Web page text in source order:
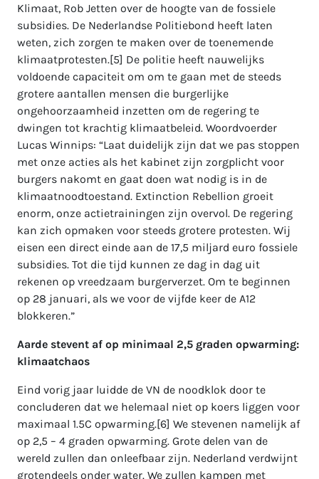
Klimaat, Rob Jetten over de hoogte van de fossiele
subsidies. De Nederlandse Politiebond heeft laten
weten, zich zorgen te maken over de toenemende
klimaatprotesten.[5] De politie heeft nauwelijks
voldoende capaciteit om om te gaan met de steeds
grotere aantallen mensen die burgerlijke
ongehoorzaamheid inzetten om de regering te
dwingen tot krachtig klimaatbeleid. Woordvoerder
Lucas Winnips: “Laat duidelijk zijn dat we pas stoppen
met onze acties als het kabinet zijn zorgplicht voor
burgers nakomt en gaat doen wat nodig is in de
klimaatnoodtoestand. Extinction Rebellion groeit
enorm, onze actietrainingen zijn overvol. De regering
kan zich opmaken voor steeds grotere protesten. Wij
eisen een direct einde aan de 17,5 miljard euro fossiele
subsidies. Tot die tijd kunnen ze dag in dag uit
rekenen op vreedzaam burgerverzet. Om te beginnen
op 28 januari, als we voor de vijfde keer de A12
blokkeren.”
Aarde stevent af op minimaal 2,5 graden opwarming:
klimaatchaos
Eind vorig jaar luidde de VN de noodklok door te
concluderen dat we helemaal niet op koers liggen voor
maximaal 1.5C opwarming.[6] We stevenen namelijk af
op 2,5 – 4 graden opwarming. Grote delen van de
wereld zullen dan onleefbaar zijn. Nederland verdwijnt
grotendeels onder water. We zullen kampen met